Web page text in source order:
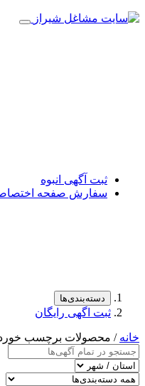
ثبت آگهی انبوه
سفارش صفحه
دسته‌بندی‌ها
ثبت اگهی رایگان
خانه / محصولات برچسب